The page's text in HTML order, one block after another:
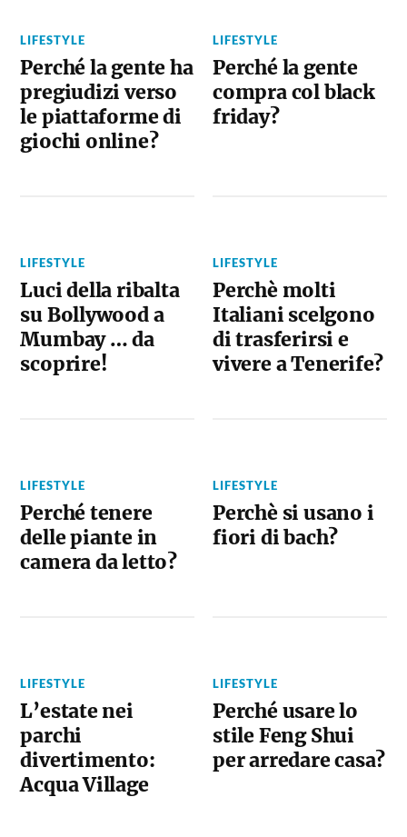
LIFESTYLE
Perché la gente ha
pregiudizi verso
le piattaforme di
giochi online?
LIFESTYLE
Perché la gente
compra col black
friday?
LIFESTYLE
Luci della ribalta
su Bollywood a
Mumbay … da
scoprire!
LIFESTYLE
Perchè molti
Italiani scelgono
di trasferirsi e
vivere a Tenerife?
LIFESTYLE
Perché tenere
delle piante in
camera da letto?
LIFESTYLE
Perchè si usano i
fiori di bach?
LIFESTYLE
L’estate nei
parchi
divertimento:
Acqua Village
LIFESTYLE
Perché usare lo
stile Feng Shui
per arredare casa?